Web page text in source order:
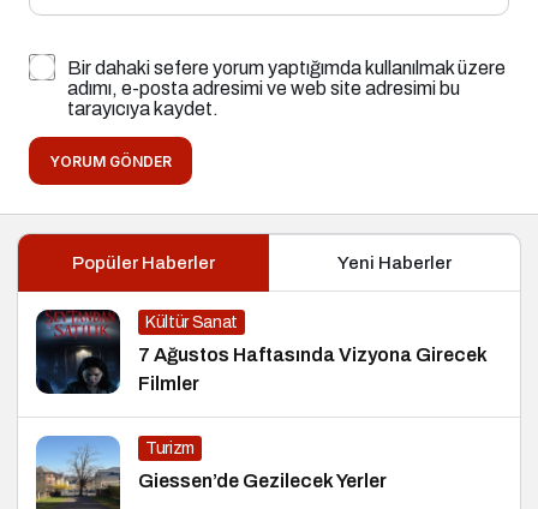
Bir dahaki sefere yorum yaptığımda kullanılmak üzere
adımı, e-posta adresimi ve web site adresimi bu
tarayıcıya kaydet.
YORUM GÖNDER
Popüler Haberler Yeni Haberler
Kültür Sanat
7 Ağustos Haftasında Vizyona Girecek
Filmler
Turizm
Giessen’de Gezilecek Yerler